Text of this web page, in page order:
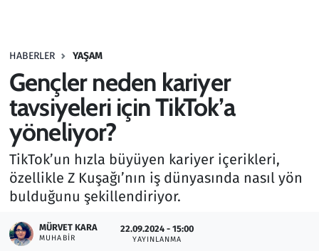
HABERLER YAŞAM
Gençler neden kariyer
tavsiyeleri için TikTok’a
yöneliyor?
TikTok’un hızla büyüyen kariyer içerikleri,
özellikle Z Kuşağı’nın iş dünyasında nasıl yön
bulduğunu şekillendiriyor.
MÜRVET KARA
MUHABIR
22.09.2024 - 15:00
YAYINLANMA
Haber
Kültür Sanat
Kurumsal Haberler
Lezzet Durağı
Memur ve Kamu
Otomobil